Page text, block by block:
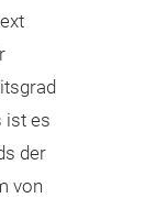
ist es
der
von